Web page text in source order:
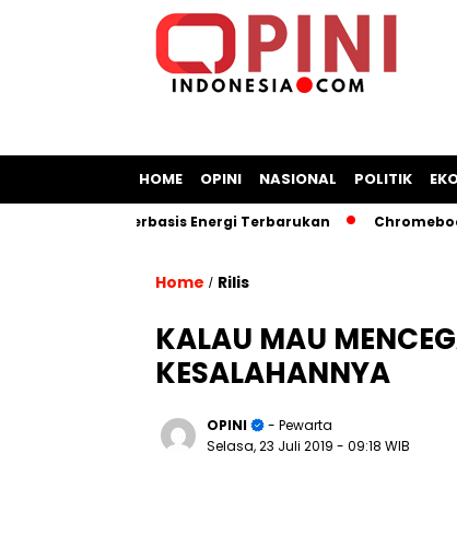
HOME OPINI NASIONAL POLITIK
Kapal Berbasis Energi Terbarukan Chromebook
Home / Rilis
KALAU MAU
KESALAHANNYA
OPINI
- Pewarta
Selasa, 23 Juli 2019 - 09:18 WIB